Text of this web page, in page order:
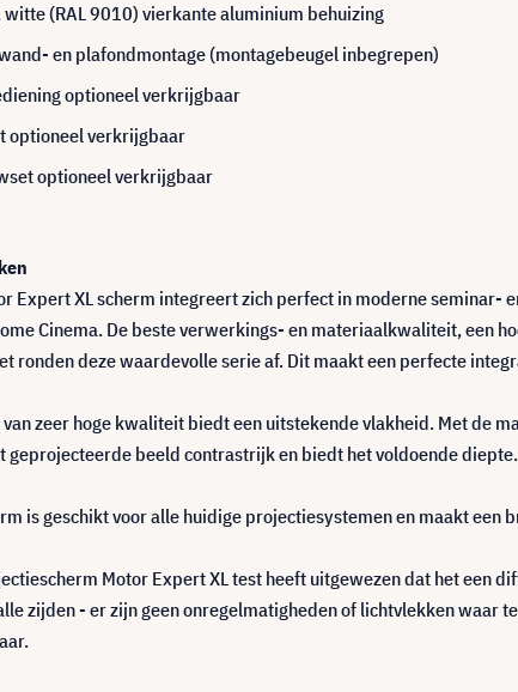
(RAL 9010) vierkante aluminium behuizing
en plafondmontage (montagebeugel inbegrepen)
optioneel verkrijgbaar
optioneel verkrijgbaar
optioneel verkrijgbaar
Expert XL scherm integreert zich perfect in moderne
Cinema. De beste verwerkings- en materiaalkwaliteit, een
ronden deze waardevolle serie af. Dit maakt een perfecte
zeer hoge kwaliteit biedt een uitstekende vlakheid. Met de
geprojecteerde beeld contrastrijk en biedt het voldoende diepte.
is geschikt voor alle huidige projectiesystemen en maakt een
Motor Expert XL test heeft uitgewezen dat het
zijden - er zijn geen onregelmatigheden of lichtvlekken waar